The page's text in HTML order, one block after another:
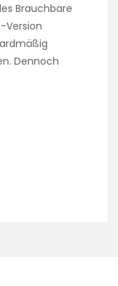
Brauchbare
Version
Dennoch